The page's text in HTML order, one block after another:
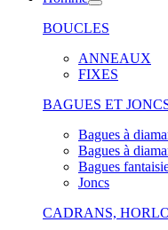
BOUCLES
ANNEAUX
FIXES
BAGUES ET
Bagues à
Bagues à
Bagues
Joncs
CADRANS,